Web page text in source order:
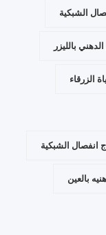
الشبكية
بالليزر
الزرقاء
انفصال الشبكية
بالعين